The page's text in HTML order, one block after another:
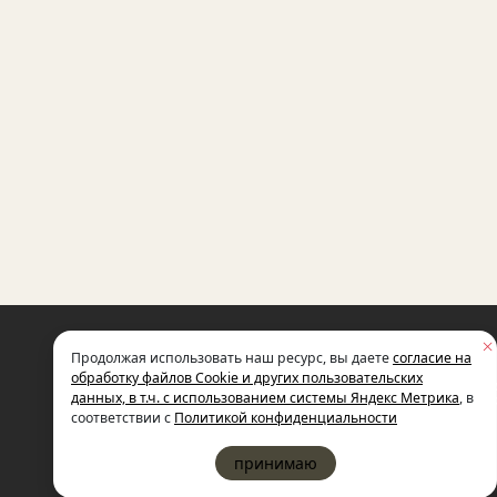
МЕЖДУНАРОДНЫЙ ФОНД
СОЦИАЛЬНО-ЭКОНОМИЧЕСКИХ
И ПОЛИТОЛОГИЧЕСКИХ
ИМЕНИ М.С. ГОРБАЧЕВА
Продолжая использовать наш ресурс, вы даетесогласие на
обработку файлов Cookie и других пользовательских
данных, в т.ч. с использованием системы Яндекс Метрика, в
соответствии с Политикой конфиденциальности
принимаю